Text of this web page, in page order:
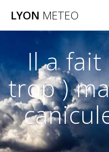
LYON METEO
Il a fait
trop )